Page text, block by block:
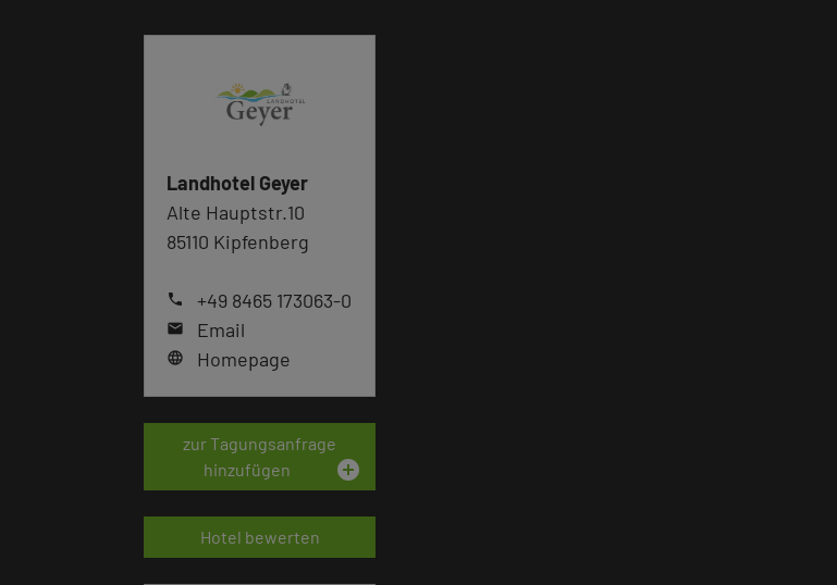
Landhotel Geyer
Alte Hauptstr.10
85110 Kipfenberg
phone +49 8465 173063-0
mail Email
language Homepage
zur Tagungsanfrage
hinzufügen
add_circle
Hotel bewerten